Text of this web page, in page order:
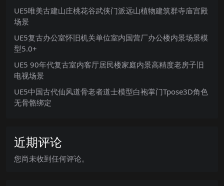
UE5唯美古建山庄桃花谷武侠门派远山植物建筑群寺庙宫殿
场景
UE5复古办公室怀旧机关单位室内国营厂办公楼内景场景模
型5.0+
UE5 90年代复古室内客厅居民楼家庭内景高精度老房子旧
电视场景
UE5中国古代仙风道骨老者道士模型白袍掌门Tpose3D角色
无骨骼绑定
近期评论
您尚未收到任何评论。